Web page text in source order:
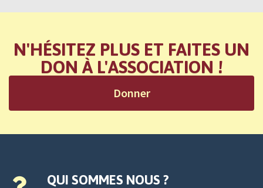
N'HÉSITEZ PLUS ET FAITES UN
DON À L'ASSOCIATION !
Donner
QUI SOMMES NOUS ?